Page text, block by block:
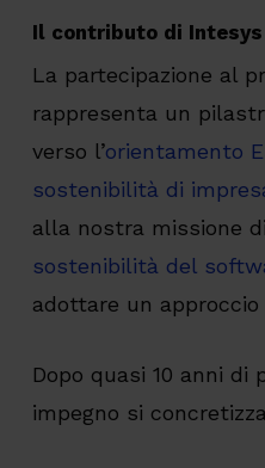
Il contributo di
La partecipazione al
rappresenta un
verso l’orientamento
sostenibilità di
alla nostra missione
sostenibilità del
adottare un
Dopo quasi 10 anni di
impegno si